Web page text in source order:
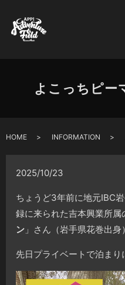
よこっちピー
HOME INFORMATION
2025/10/23
ちょうど3年前に地元IBC
録に来られた吉本興業所属
ン 」さん（岩手県花巻出身
先日プライベートで泊ま